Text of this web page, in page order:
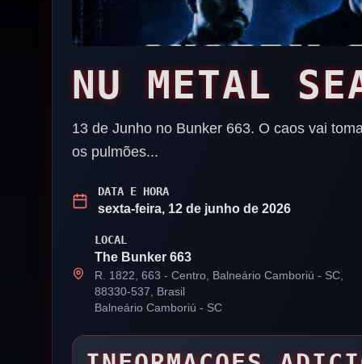
NU METAL
13 de Junho no Bunker 663. O caos vai
os pulmões...
DATA E HORA
sexta-feira, 12 de junho de 2026
LOCAL
The Bunker 663
R. 1822, 663 - Centro, Balneário Camboriú - SC,
88330-537, Brasil
Balneário Camboriú - SC